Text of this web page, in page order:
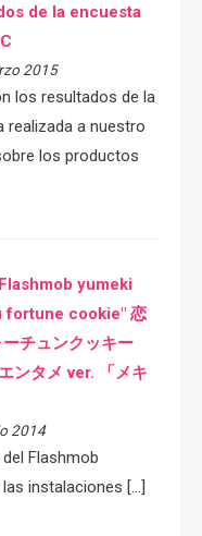
de la encuesta
2015
los resultados de la
realizada a nuestro
los productos
yumeki
fortune cookie" 恋
チュンクッキー
ンタメ ver. 「メキ
2014
Flashmob
instalaciones […]